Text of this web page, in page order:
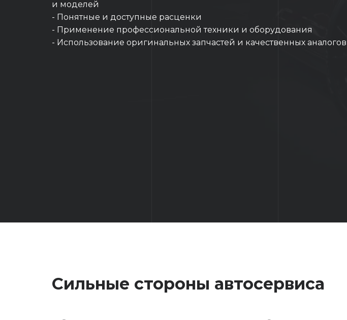
и моделей
- Понятные и доступные расценки
- Применение профессиональной техники и оборудования
- Использование оригинальных запчастей и качественных аналогов
Сильные стороны автосервиса